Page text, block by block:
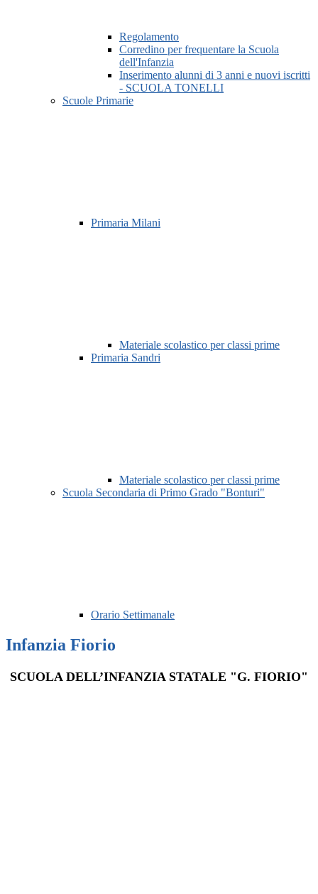
Regolamento
Corredino per frequentare la Scuola
dell'Infanzia
Inserimento alunni di 3 anni e nuovi iscritti
- SCUOLA TONELLI
Scuole Primarie
Primaria Milani
Materiale scolastico per classi prime
Primaria Sandri
Materiale scolastico per classi prime
Scuola Secondaria di Primo Grado "Bonturi"
Orario Settimanale
Infanzia Fiorio
SCUOLA DELL’INFANZIA STATALE "G. FIORIO"